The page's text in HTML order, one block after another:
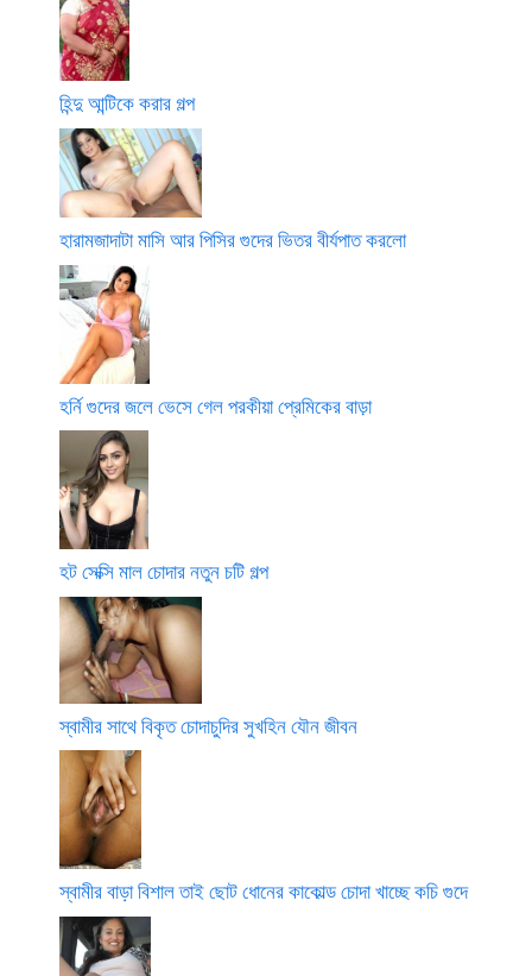
হিন্দু আন্টিকে করার গল্প
হারামজাদাটা মাসি আর পিসির গুদের ভিতর বীর্যপাত করলো
হর্নি গুদের জলে ভেসে গেল পরকীয়া প্রেমিকের বাড়া
হট সেক্সি মাল চোদার নতুন চটি গল্প
স্বামীর সাথে বিকৃত চোদাচুদির সুখহিন যৌন জীবন
স্বামীর বাড়া বিশাল তাই ছোট ধোনের কাকোল্ড চোদা খাচ্ছে কচি গুদে